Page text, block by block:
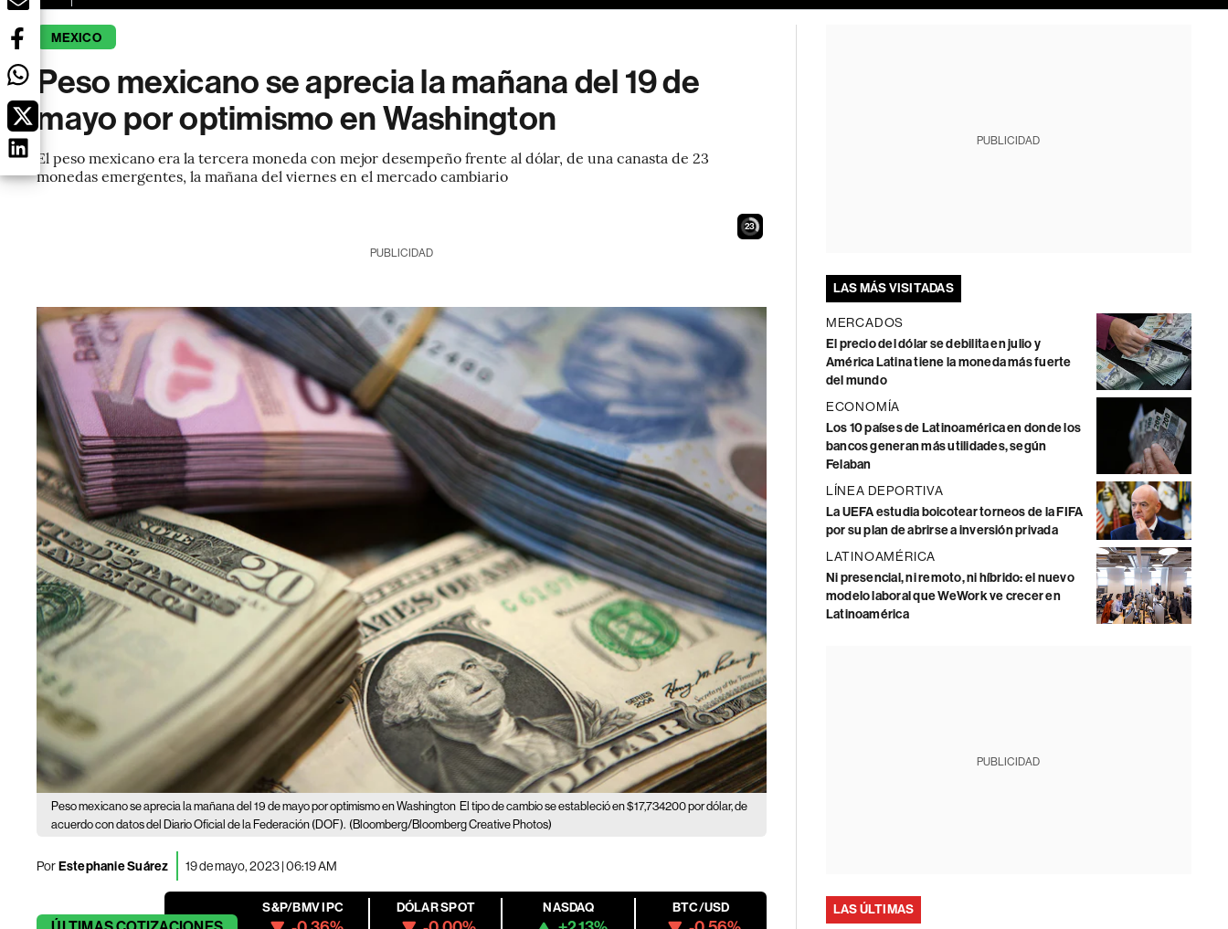
MEXICO
Peso mexicano se aprecia la mañana del 19 de
mayo por optimismo en Washington
El peso mexicano era la tercera moneda con mejor desempeño frente al dólar, de una canasta de 23
monedas emergentes, la mañana del viernes en el mercado cambiario
22
PUBLICIDAD
Peso mexicano se aprecia la mañana del 19 de mayo por optimismo en Washington El tipo de cambio se estableció en $17,734200 por dólar, de
acuerdo con datos del Diario Oficial de la Federación (DOF). (Bloomberg/Bloomberg Creative Photos)
PorEstephanie Suárez 19 de mayo, 2023 | 06:19 AM
S&P/BMV IPC DÓLAR SPOT NASDAQ BTC/USD
PUBLICIDAD
LAS MÁS VISITADAS
MERCADOS
El precio del dólar se debilita en julio y
América Latina tiene la moneda más fuerte
del mundo
ECONOMÍA
Los 10 países de Latinoamérica en donde los
bancos generan más utilidades, según
Felaban
LÍNEA DEPORTIVA
La UEFA estudia boicotear torneos de la FIFA
por su plan de abrirse a inversión privada
LATINOAMÉRICA
Ni presencial, ni remoto, ni híbrido: el nuevo
modelo laboral que WeWork ve crecer en
Latinoamérica
PUBLICIDAD
LAS ÚLTIMAS